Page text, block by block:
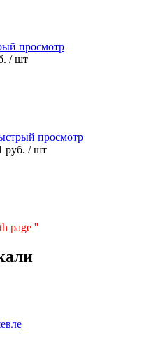
просмотр
/ шт
просмотр
руб. / шт
page ''